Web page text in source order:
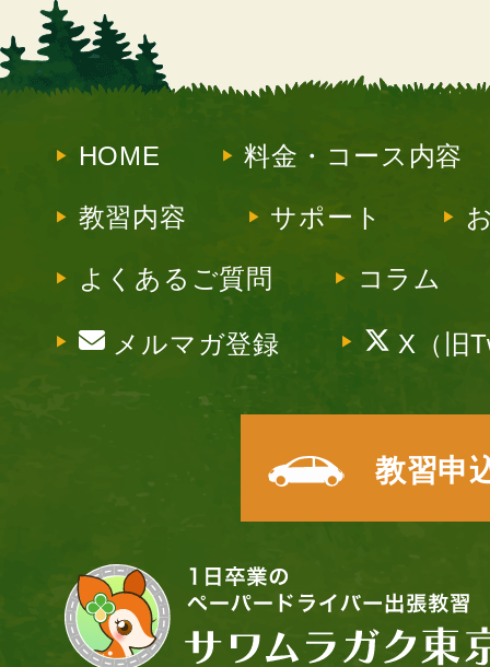
HOME 料金・コース内容
教習内容 サポート
よくあるご質問 コラム
メルマガ登録 X（旧
教習申